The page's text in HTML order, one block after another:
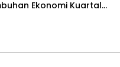
Ekonomi Kuartal